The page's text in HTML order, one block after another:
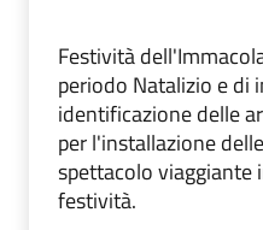
Festività
periodo Natalizio e di
identificazione delle
per l'installazione
spettacolo viaggiante
festività.